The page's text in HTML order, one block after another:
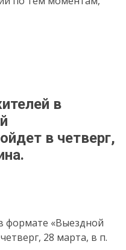
в
в четверг,
формате «Выездной
28 марта, в п.